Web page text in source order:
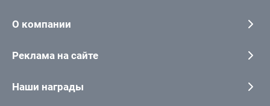
О компании
Реклама на сайте
Наши награды